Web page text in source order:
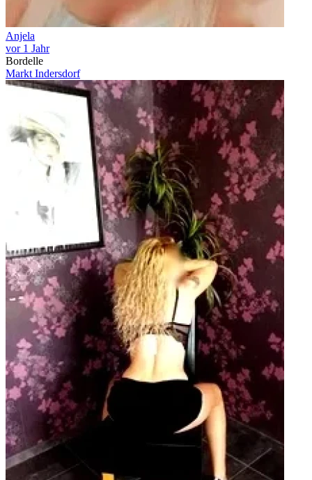
Anjela
vor 1 Jahr
Bordelle
Markt Indersdorf